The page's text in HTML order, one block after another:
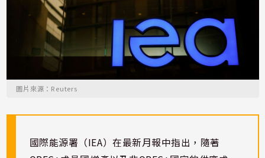
圖片來源：Reuters
國際能源署（IEA）在最新月報中指出，隨著